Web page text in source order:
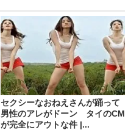
セクシーなおねえさんが踊って
男性のアレがドーン タイのCM
が完全にアウトな件 |...